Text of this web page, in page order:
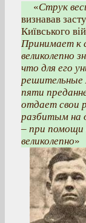
«Струк
визнавав
Київського
Принимает к
великолепно
что для его
решительные
пяти
отдает свои
разбитым на
– при помощи
великолепно»